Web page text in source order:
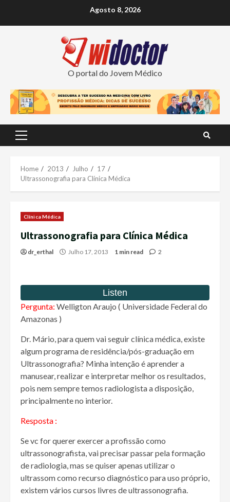
Agosto 8, 2026
O portal do Jovem Médico
Primary
Home 2013 Julho
17
Ultrassonografia para Clínica Médica
Clínica Médica
Ultrassonografia para Clínica Médica
dr_erthal Julho 17, 2013 1 min read 2
Pergunta: Welligton Araujo ( Universidade Federal do
Amazonas )
Dr. Mário, para quem vai seguir clínica médica, existe
algum programa de residência/pós-graduação em
Ultrassonografia? Minha intenção é aprender a
manusear, realizar e interpretar melhor os resultados,
pois nem sempre temos radiologista a disposição,
principalmente no interior.
Resposta :
Se vc for querer exercer a profissão como
ultrassonografista, vai precisar passar pela formação
de radiologia, mas se quiser apenas utilizar o
ultrassom como recurso diagnóstico para uso próprio,
existem vários cursos livres de ultrassonografia.